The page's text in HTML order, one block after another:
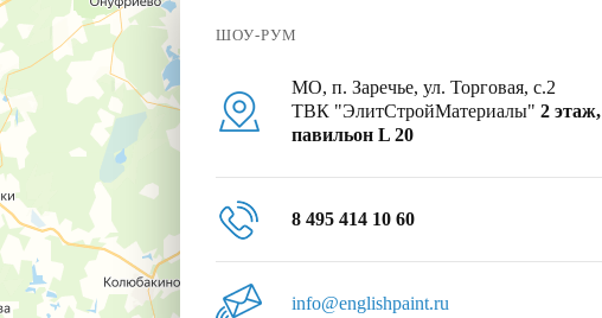
ШОУ-РУМ
МО, п. Заречье, ул. Торговая, с.2
ТВК "ЭлитСтройМатериалы" 2 этаж,
павильон L 20
8 495 414 10 60
info@englishpaint.ru